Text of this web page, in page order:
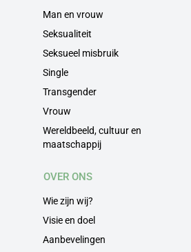
Man en vrouw
Seksualiteit
Seksueel misbruik
Single
Transgender
Vrouw
Wereldbeeld, cultuur en
maatschappij
OVER ONS
Wie zijn wij?
Visie en doel
Aanbevelingen